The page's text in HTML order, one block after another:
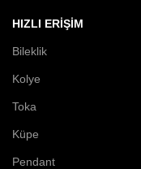
HIZLI ERIŞIM
Bileklik
Kolye
Toka
Küpe
Pendant